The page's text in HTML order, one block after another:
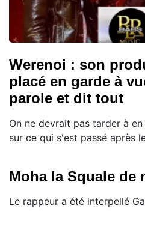
Werenoi : son
placé en garde à
parole et dit tout
On ne devrait pas tarder à
sur ce qui s'est passé après
Moha la Squale de
Le rappeur a été interpellé